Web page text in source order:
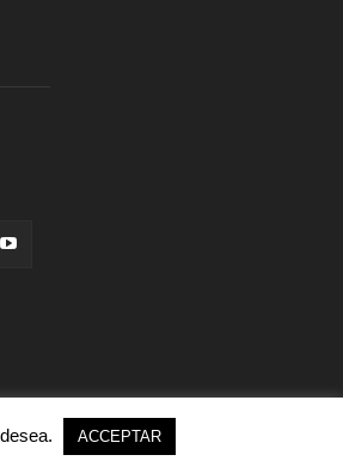
ACCEPTAR